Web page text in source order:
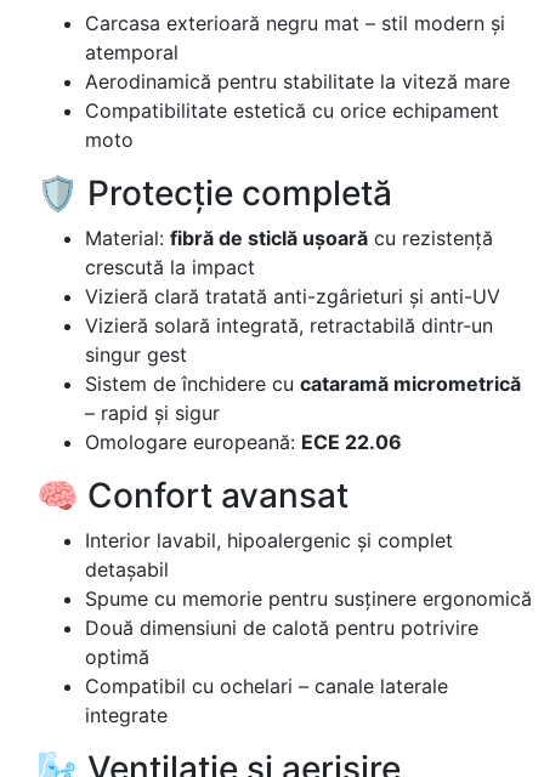
Carcasa exterioară negru mat – stil modern și
atemporal
Aerodinamică pentru stabilitate la viteză mare
Compatibilitate estetică cu orice echipament
moto
🛡️ Protecție completă
Material: fibră de sticlă ușoară cu rezistență
crescută la impact
Vizieră clară tratată anti-zgârieturi și anti-UV
Vizieră solară integrată, retractabilă dintr-un
singur gest
Sistem de închidere cu cataramă micrometrică
– rapid și sigur
Omologare europeană: ECE 22.06
🧠 Confort avansat
Interior lavabil, hipoalergenic și complet
detașabil
Spume cu memorie pentru susținere ergonomică
Două dimensiuni de calotă pentru potrivire
optimă
Compatibil cu ochelari – canale laterale
integrate
🌬️ Ventilație și aerisire